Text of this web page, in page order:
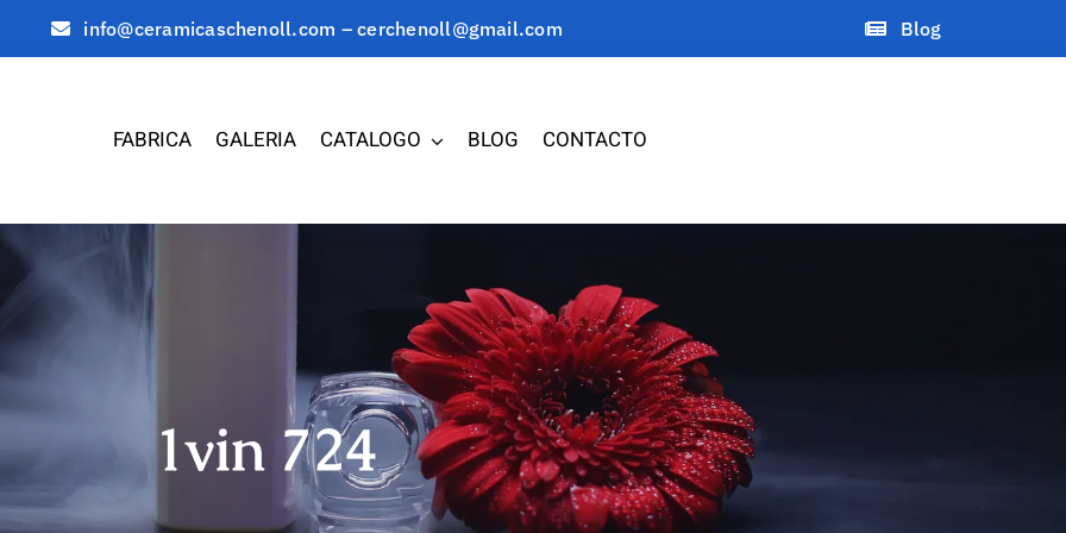
info@ceramicaschenoll.com – cerchenoll@gmail.com Blog
FABRICA GALERIA CATALOGO BLOG CONTACTO
1vin 724